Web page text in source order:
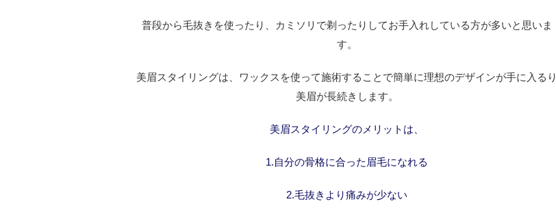
普段から毛抜きを使ったり、カミソリで剃ったりしてお手入れしている方が多いと思いま
す。
美眉スタイリングは、ワックスを使って施術することで簡単に理想のデザインが手に入るり
美眉が長続きします。
美眉スタイリングのメリットは、
1.自分の骨格に合った眉毛になれる
2.毛抜きより痛みが少ない